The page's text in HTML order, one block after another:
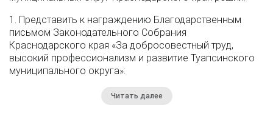
1. Представить к награждению Благодарственным
письмом Законодательного Собрания
Краснодарского края «За добросовестный труд,
высокий профессионализм и развитие Туапсинского
муниципального округа»:
Читать далее